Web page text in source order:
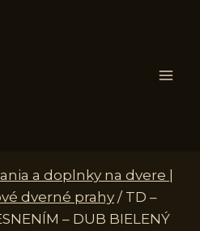
a doplnky na dvere |
dverné prahy / TD –
– DUB BIELENÝ